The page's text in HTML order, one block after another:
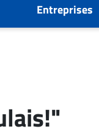
Entreprises